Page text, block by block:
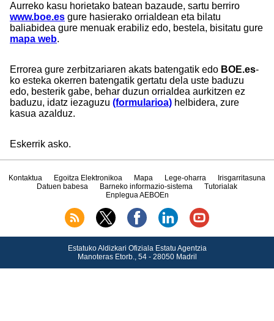
Aurreko kasu horietako batean bazaude, sartu berriro
www.boe.es gure hasierako orrialdean eta bilatu
baliabidea gure menuak erabiliz edo, bestela, bisitatu gure
mapa web.
Errorea gure zerbitzariaren akats batengatik edo BOE.es-
ko esteka okerren batengatik gertatu dela uste baduzu
edo, besterik gabe, behar duzun orrialdea aurkitzen ez
baduzu, idatz iezaguzu (formularioa) helbidera, zure
kasua azalduz.
Eskerrik asko.
Kontaktua Egoitza Elektronikoa Mapa Lege-oharra
Irisgarritasuna
Datuen babesa
Barneko informazio-sistema
Tutorialak
Enplegua AEBOEn
Estatuko Aldizkari Ofiziala Estatu Agentzia
Manoteras Etorb., 54 - 28050 Madril